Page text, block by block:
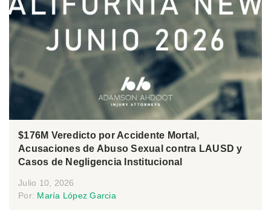
$176M Veredicto por Accidente Mortal,
Acusaciones de Abuso Sexual contra LAUSD y
Casos de Negligencia Institucional
Julio 10, 2026
Por: María López Garcia